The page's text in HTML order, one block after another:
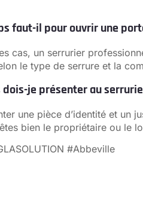
faut-il pour ouvrir une
cas, un serrurier
le type de serrure et la
dois-je présenter au
une pièce d’identité et
bien le propriétaire ou le
#Abbeville